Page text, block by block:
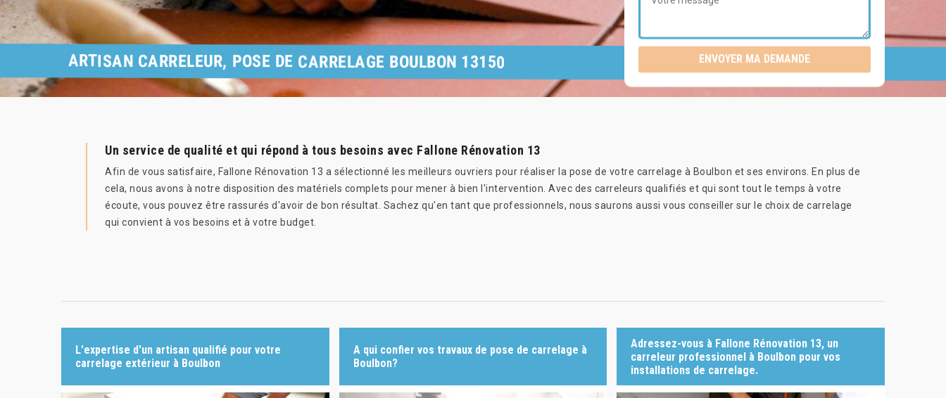
ARTISAN CARRELEUR, POSE DE CARRELAGE BOULBON 13150
Un service de qualité et qui répond à tous besoins avec Fallone Rénovation 13
Afin de vous satisfaire, Fallone Rénovation 13 a sélectionné les meilleurs ouvriers pour réaliser la pose de votre carrelage à Boulbon et ses environs. En plus de
cela, nous avons à notre disposition des matériels complets pour mener à bien l'intervention. Avec des carreleurs qualifiés et qui sont tout le temps à votre
écoute, vous pouvez être rassurés d'avoir de bon résultat. Sachez qu'en tant que professionnels, nous saurons aussi vous conseiller sur le choix de carrelage
qui convient à vos besoins et à votre budget.
L'expertise d'un artisan qualifié pour votre
carrelage extérieur à Boulbon
A qui confier vos travaux de pose de carrelage à
Boulbon?
Adressez-vous à Fallone Rénovation 13, un
carreleur professionnel à Boulbon pour vos
installations de carrelage.